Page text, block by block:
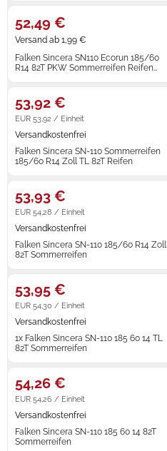
Zündkerzen
Ölfilter
Navi Taschen
Navi-Zubehör
Navigationssoftware
Powercaps
Winterreifen
Falken Sincera SN110 Ecorun 185/60
R14 82T PKW Sommerreifen Reifen
Fabia 2 Schrägheck
52,49 €
Versand ab 1,99 €
Falken Sincera SN-110 Sommerreifen
185/60 R14 Zoll TL 82T Reifen
53,92 €
EUR 53,92 / Einheit
Versandkostenfrei
Falken Sincera SN-110 185/60 R14 Zoll
82T Sommerreifen
53,93 €
EUR 54,28 / Einheit
Versandkostenfrei
1x Falken Sincera SN-110 185 60 14 TL
82T Sommerreifen
53,95 €
EUR 54,30 / Einheit
Versandkostenfrei
Falken Sincera SN-110 185 60 14 82T
Sommerreifen
54,26 €
EUR 54,26 / Einheit
Versandkostenfrei